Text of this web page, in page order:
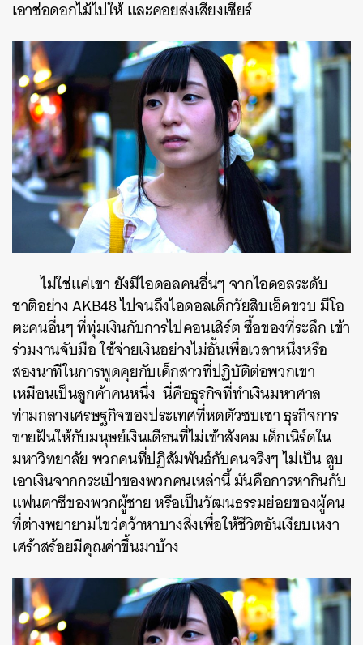
เอาช่อดอกไม้ไปให้ และคอยส่งเสียงเชียร์
ไม่ใช่แค่เขา ยังมีไอดอลคนอื่นๆ จากไอดอลระดับ
ชาติอย่าง AKB48 ไปจนถึงไอดอลเด็กวัยสิบเอ็ดขวบ มีโอ
ตะคนอื่นๆ ที่ทุ่มเงินกับการไปคอนเสิร์ต ซื้อของที่ระลึก เข้า
ร่วมงานจับมือ ใช้จ่ายเงินอย่างไม่อั้นเพื่อเวลาหนึ่งหรือ
สองนาทีในการพูดคุยกับเด็กสาวที่ปฏิบัติต่อพวกเขา
เหมือนเป็นลูกค้าคนหนึ่ง นี่คือธุรกิจที่ทำเงินมหาศาล
ท่ามกลางเศรษฐกิจของประเทศที่หดตัวซบเซา ธุรกิจการ
ขายฝันให้กับมนุษย์เงินเดือนที่ไม่เข้าสังคม เด็กเนิร์ดใน
มหาวิทยาลัย พวกคนที่ปฏิสัมพันธ์กับคนจริงๆ ไม่เป็น สูบ
เอาเงินจากกระเป๋าของพวกคนเหล่านี้ มันคือการหากินกับ
แฟนตาซีของพวกผู้ชาย หรือเป็นวัฒนธรรมย่อยของผู้คน
ที่ต่างพยายามไขว่คว้าหาบางสิ่งเพื่อให้ชีวิตอันเงียบเหงา
เศร้าสร้อยมีคุณค่าขึ้นมาบ้าง